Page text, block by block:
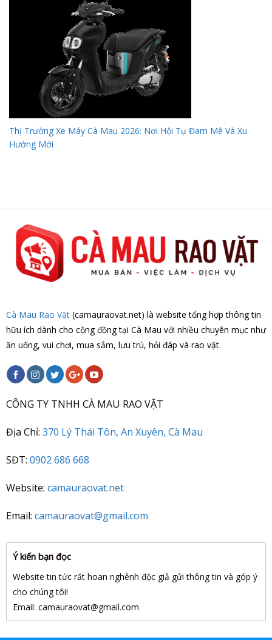
Thị Trường Xe Máy Cà Mau 2026: Nơi Hội Tụ Đam Mê Và Xu
Hướng Mới
Cà Mau Rao Vặt (camauraovat.net) là website tổng hợp thông tin
hữu ích dành cho cộng đồng tại Cà Mau với nhiều chuyên mục như
ăn uống, vui chơi, mua sắm, lưu trú, hỏi đáp và rao vặt.
CÔNG TY TNHH CÀ MAU RAO VẶT
Địa Chỉ: 370 Lý Thái Tôn, An Xuyên, Cà Mau
SĐT: 0902 686 668
Website: camauraovat.net
Email: camauraovat@gmail.com
Ý kiến bạn đọc
Website tin tức rất hoan nghênh độc giả gửi thông tin và góp ý
cho chúng tôi!
Email: camauraovat@gmail.com